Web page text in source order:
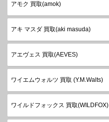
アモク 買取(amok)
アキ マスダ 買取(aki masuda)
アエヴェス 買取(AEVES)
ワイエムウォルツ 買取 (Y.M.Walts)
ワイルドフォックス 買取(WILDFOX)